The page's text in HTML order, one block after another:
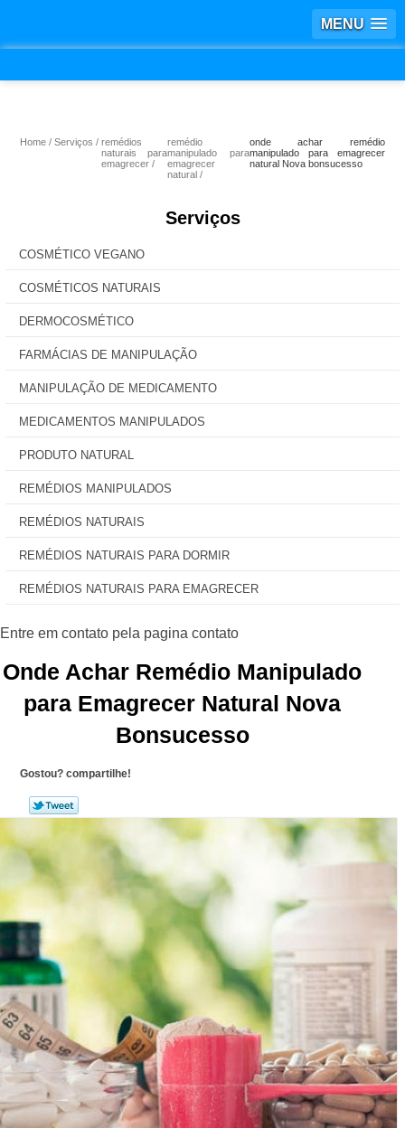
MENU
Home Serviços
remédios
naturais para
emagrecer
remédio
manipulado para
emagrecer
natural
onde achar remédio
manipulado para emagrecer
natural Nova bonsucesso
Serviços
COSMÉTICO VEGANO
COSMÉTICOS NATURAIS
DERMOCOSMÉTICO
FARMÁCIAS DE MANIPULAÇÃO
MANIPULAÇÃO DE MEDICAMENTO
MEDICAMENTOS MANIPULADOS
PRODUTO NATURAL
REMÉDIOS MANIPULADOS
REMÉDIOS NATURAIS
REMÉDIOS NATURAIS PARA DORMIR
REMÉDIOS NATURAIS PARA EMAGRECER
Onde Achar Remédio Manipulado
para Emagrecer Natural Nova
Bonsucesso
Gostou? compartilhe!